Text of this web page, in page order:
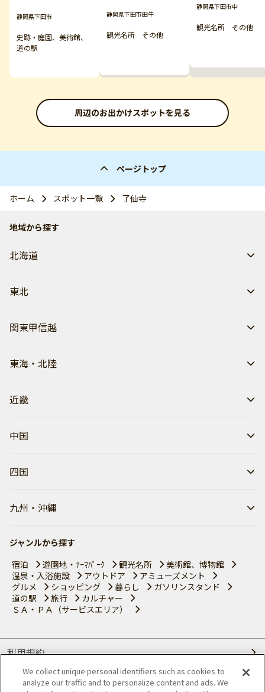
静岡県下田市
史跡・庭園、美術館、
道の駅
静岡県下田市田牛
観光名所 その他
静岡県下田市中
観光名所 その他
周辺のお出かけスポットを見る
ページトップ
ホーム スポット一覧 了仙寺
地域から探す
北海道
東北
関東甲信越
東海・北陸
近畿
中国
四国
九州・沖縄
ジャンルから探す
宿泊
遊園地・ﾃｰﾏﾊﾟｰｸ 観光名所
美術館、博物館
温泉・入浴施設
アウトドア
アミューズメント
グルメ
ショッピング 暮らし
ガソリンスタンド
道の駅
旅行
カルチャー
ＳＡ・ＰＡ（サービスエリア）
利用規約
個人情報の取り扱いについて
We collect unique personal identifiers such as cookies to
analyze our traffic and to personalize content and ads. We